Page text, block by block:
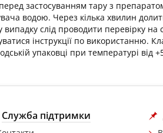
застосуванням тару з
водою. Через кілька хвилин
слід проводити перевірку
інструкції по використанню.
упаковці при температурі від
Служба підтримки